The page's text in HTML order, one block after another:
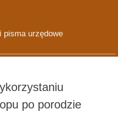
pisma urzędowe
po porodzie